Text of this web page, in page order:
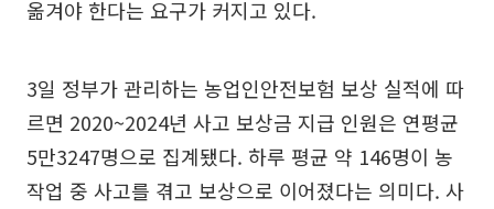
옮겨야 한다는 요구가 커지고 있다.
3일 정부가 관리하는 농업인안전보험 보상 실적에 따
르면 2020~2024년 사고 보상금 지급 인원은 연평균
5만3247명으로 집계됐다. 하루 평균 약 146명이 농
작업 중 사고를 겪고 보상으로 이어졌다는 의미다. 사